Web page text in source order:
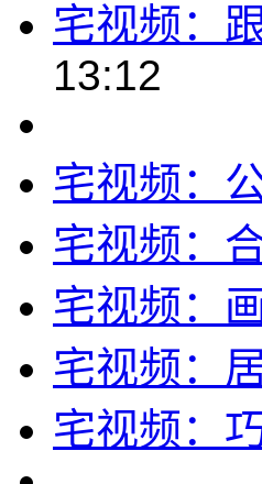
宅视频：
13:12
宅视频：
宅视频：
宅视频：
宅视频：
宅视频：